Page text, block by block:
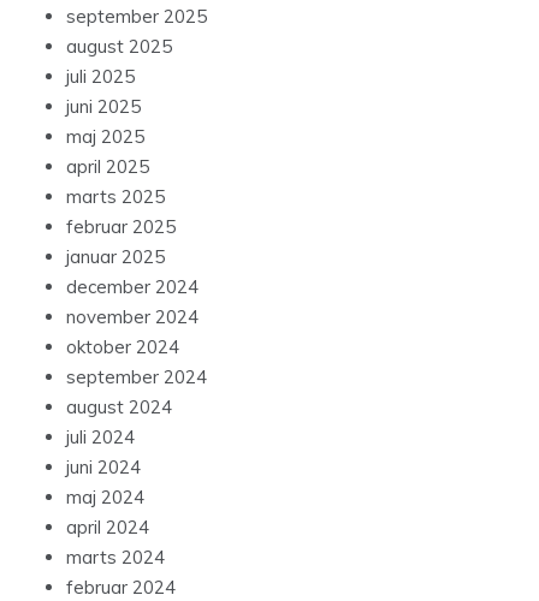
september 2025
august 2025
juli 2025
juni 2025
maj 2025
april 2025
marts 2025
februar 2025
januar 2025
december 2024
november 2024
oktober 2024
september 2024
august 2024
juli 2024
juni 2024
maj 2024
april 2024
marts 2024
februar 2024